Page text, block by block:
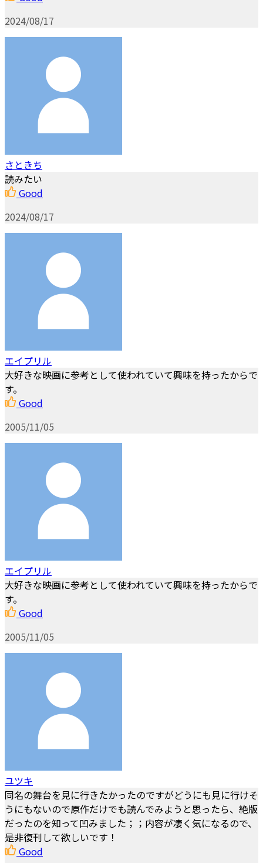
2024/08/17
さときち
読みたい
Good
2024/08/17
エイプリル
大好きな映画に参考として使われていて興味を持ったからで
す。
Good
2005/11/05
エイプリル
大好きな映画に参考として使われていて興味を持ったからで
す。
Good
2005/11/05
ユツキ
同名の舞台を見に行きたかったのですがどうにも見に行けそ
うにもないので原作だけでも読んでみようと思ったら、絶版
だったのを知って凹みました；；内容が凄く気になるので、
是非復刊して欲しいです！
Good